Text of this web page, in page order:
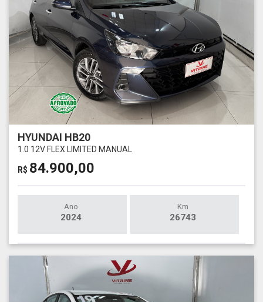
HYUNDAI HB20
1.0 12V FLEX LIMITED MANUAL
R$ 84.900,00
Ano
2024
Km
26743